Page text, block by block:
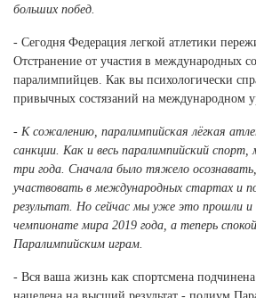
больших побед.
- Сегодня Федерация легкой атлетики
Отстранение от участия в международных
паралимпийцев. Как вы психологически
привычных состязаний на международном
- К сожалению, паралимпийская лёгкая
санкции. Как и весь паралимпийский
три года. Сначала было тяжело
участвовать в международных стартах и
результат. Но сейчас мы уже это прошли и
чемпионате мира 2019 года, а теперь
Паралимпийским играм.
- Вся ваша жизнь как спортсмена